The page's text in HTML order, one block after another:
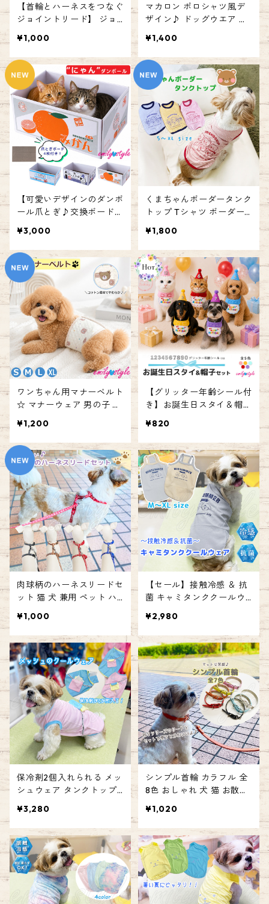
【首輪とハーネスをつなぐ
ジョイントリード】 ジョ
防止 外れ防止 便利 ダブル
リード 二重リード 事故防
止 小型犬 中型犬 大型犬 エ
ミリースタイル emilystyle
¥1,000
マカロン ポロシャツ風デ
ザイン♪ ドッグウエア タ
用品 ストレッチ お散歩 お
出かけ 犬服 男の子 女の子
エミリースタイル emilyst
¥1,400
【可愛いデザインのダンボ
ール爪とぎ♪交換ボード4
ダンボール ネコハウス 爪
みがき お昼寝 耐久性 エミ
リースタイル emilystyle
¥3,000
くまちゃんボーダータンク
トップ Tシャツ ボーダー
ット 袖なし 薄手 インナー
カジュアル かわいい 女の
子 男の子 オールシーズン
エミリースタイル emilyst
yle
¥1,800
ワンちゃん用マナーベルト
☆ マナーウェア 男の子 ス
ナーバンド マーキング防
止対策 しつけ トイレ失敗
介護用 ペット emilystyle
¥1,200
【グリッター年齢シール付
き】お誕生日スタイ＆帽子
ーバースデー 記念日 年齢
お祝い 記念写真 衣装 犬 猫
ペット 撮影 グッズ 前かけ
よだれかけ 帽子付き ゴム
紐 エミリースタイル emily
style
¥820
肉球柄のハーネスリードセ
ット 猫 犬 兼用 ペット ハ
スリードセット 肉球 サイ
ズ調節可 お散歩 お出かけ
リーダーウォーク エミリ
ースタイル emilystyle
¥1,000
【セール】接触冷感 ＆ 抗
菌 キャミタンククールウ
ェア ペット ドッグ 犬 ウェ
ア 服 クールウェア 暑さ対
策 ひんやりウェア 夏 速乾
通気性 暑さ対策グッズ 熱
中症対策 お散歩 お出かけ
かわいい エミリースタイ
ル emilystyle
¥2,980
保冷剤2個入れられる メッ
シュウェア タンクトップ
ひんやり クール メッシュ
夏 涼しい お散歩 お出かけ
熱中症対策 犬服 ウェア 男
の子 女の子 エミリースタ
イル emilystyle
¥3,280
シンプル首輪 カラフル 全
8色 おしゃれ 犬 猫 お散歩
ペット 女の子 男の子 スタ
ンダード首輪 単色 お出か
け リード エミリースタイ
ル emilystyle
¥1,020